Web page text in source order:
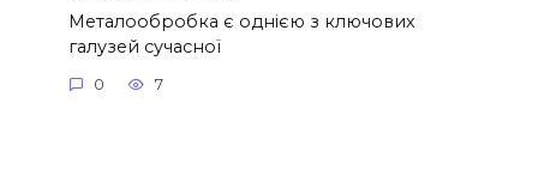
Металообробка є однією з ключових
галузей сучасної
0 7